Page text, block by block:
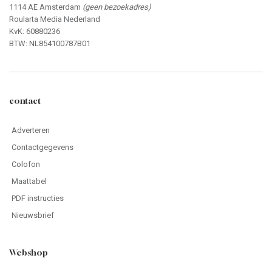
1114 AE Amsterdam (geen bezoekadres)
Roularta Media Nederland
KvK: 60880236
BTW: NL854100787B01
contact
Adverteren
Contactgegevens
Colofon
Maattabel
PDF instructies
Nieuwsbrief
Webshop